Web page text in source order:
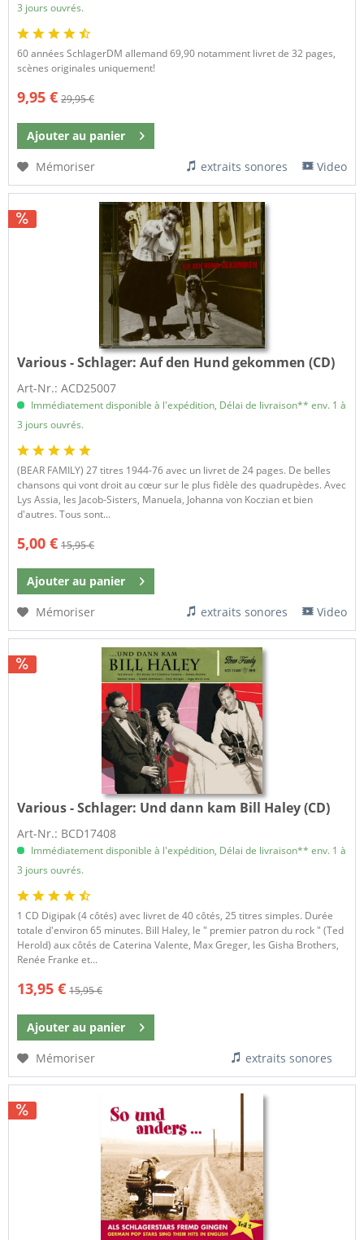
3 jours ouvrés.
60 années SchlagerDM allemand 69,90 notamment livret de 32 pages,
scènes originales uniquement!
9,95 € 29,95 €
Ajouter au panier
Mémoriser
extraits sonores Video
Various - Schlager: Auf den Hund gekommen (CD)
Art-Nr.: ACD25007
Immédiatement disponible à l'expédition, Délai de livraison** env. 1 à
3 jours ouvrés.
(BEAR FAMILY) 27 titres 1944-76 avec un livret de 24 pages. De belles
chansons qui vont droit au cœur sur le plus fidèle des quadrupèdes. Avec
Lys Assia, les Jacob-Sisters, Manuela, Johanna von Koczian et bien
d'autres. Tous sont...
5,00 € 15,95 €
Ajouter au panier
Mémoriser
extraits sonores Video
Various - Schlager: Und dann kam Bill Haley (CD)
Art-Nr.: BCD17408
Immédiatement disponible à l'expédition, Délai de livraison** env. 1 à
3 jours ouvrés.
1 CD Digipak (4 côtés) avec livret de 40 côtés, 25 titres simples. Durée
totale d'environ 65 minutes. Bill Haley, le " premier patron du rock " (Ted
Herold) aux côtés de Caterina Valente, Max Greger, les Gisha Brothers,
Renée Franke et...
13,95 € 15,95 €
Ajouter au panier
Mémoriser
extraits sonores